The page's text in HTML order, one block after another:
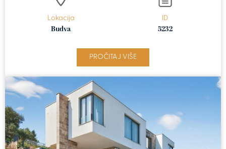
Lokacija
Budva
ID
5232
PROČITAJ VIŠE